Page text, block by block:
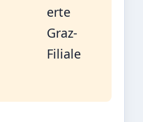
erte
Graz-
Filiale